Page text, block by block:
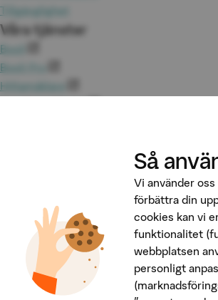
Tillgänglighet
Våra tjänster
Booli
Booli Pro
Hittamäklare
Penningtvätt
Insättningsgarantin
Behandling av personuppgifter
Så
Vi använder
förbättra din
cookies kan vi
funktionalitet
webbplatsen
personligt